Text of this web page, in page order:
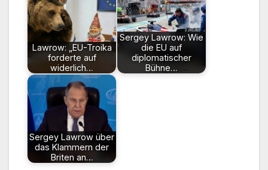
Lawrow: „EU-Troika
forderte auf
widerlich…
Sergey Lawrow: Wie
die EU auf
diplomatischer
Bühne…
Sergey Lawrow über
das Klammern der
Briten an…